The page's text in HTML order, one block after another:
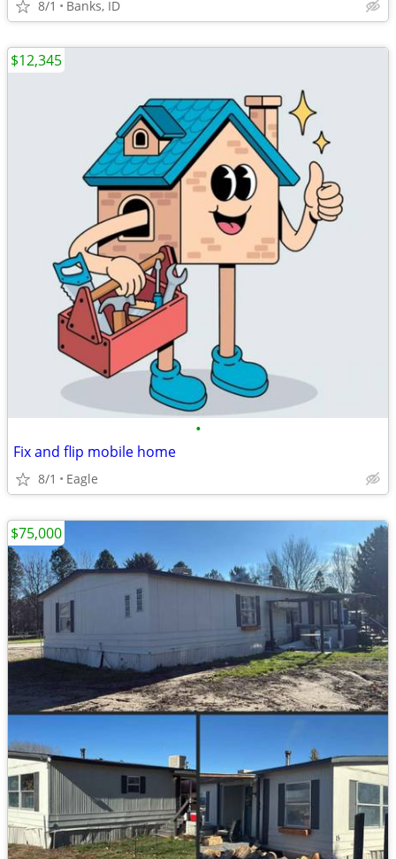
8/1 Banks, ID
•
Fix and flip mobile home
8/1 Eagle
$12,345
$75,000